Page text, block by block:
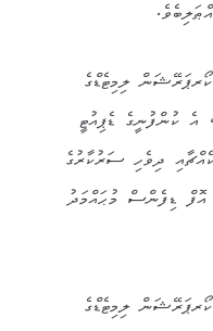
ލިމިޓެޑްގެ
އެ ކުންފުނީގެ ޑެޕިއުޓީ
ދިވެހި ސަރުކާރުގެ
ޑިފެންސް މުޙައްމަދު
ލިމިޓެޑްގެ